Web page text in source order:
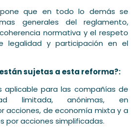
que en todo lo demás se
generales del reglamento,
normativa y el respeto
legalidad y participación en el
sujetas a esta reforma?:
aplicable para las compañías de
limitada, anónimas, en
acciones, de economía mixta y a
por acciones simplificadas.